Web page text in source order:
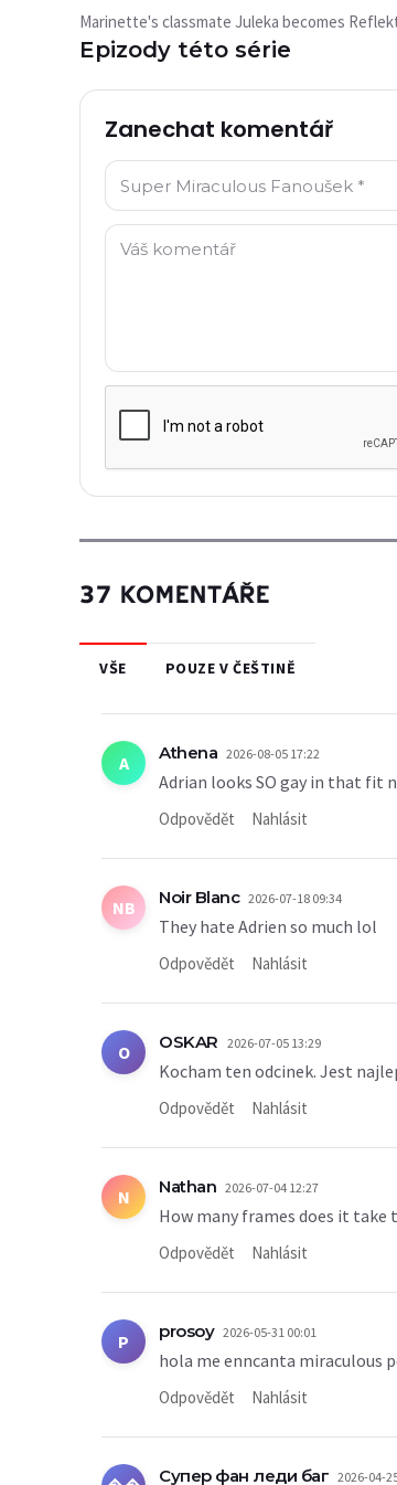
Toto video není aktuálně
dostupné
Marinette's classmate Juleka becomes
Epizody této série
Zanechat komentář
Jméno: *
Komentář: *
37 KOMENTÁŘE
VŠE POUZE V ČEŠTINĚ
A Athena 2026-08-05 17:22
Adrian looks SO gay in that fit
Odpovědět Nahlásit
NB Noir Blanc 2026-07-18 09:34
They hate Adrien so much lol
Odpovědět Nahlásit
O OSKAR 2026-07-05 13:29
Kocham ten odcinek. Jest
Odpovědět Nahlásit
N Nathan 2026-07-04 12:27
How many frames does it take
Odpovědět Nahlásit
P prosoy 2026-05-31 00:01
hola me enncanta miraculous
Odpovědět Nahlásit
Супер фан леди баг 2026-04-